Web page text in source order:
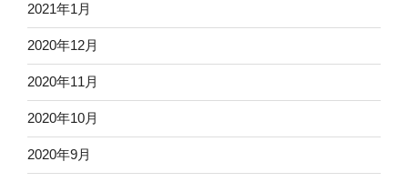
2021年1月
2020年12月
2020年11月
2020年10月
2020年9月